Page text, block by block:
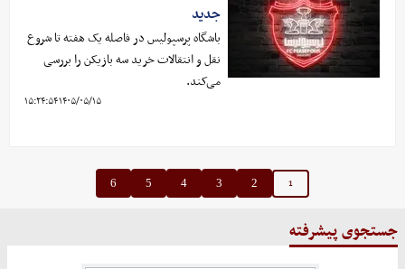
جدید
باشگاه پرسپولیس در فاصله یک هفته تا شروع
نقل و انتقالات خرید سه بازیکن را بررسی
می‌کند.
۱۴۰۵/۰۵/۱۵ ۱۵:۲۴:۵۴
1
2
3
4
5
6
جستجوی پیشرفته